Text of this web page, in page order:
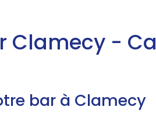
Clamecy -
bar à Clamecy